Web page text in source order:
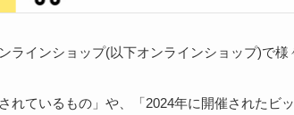
ラインショップ(以下オンラインショップ)で様
れているもの」や、「2024年に開催されたビ